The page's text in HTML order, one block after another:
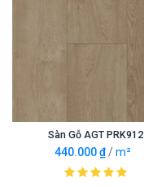
Sàn Gỗ AGT PRK912
440.000₫ /m²